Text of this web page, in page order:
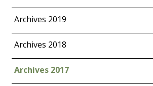
Archives 2019
Archives 2018
Archives 2017